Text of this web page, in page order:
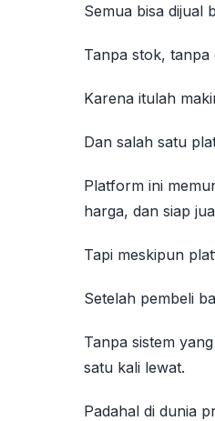
Semua bisa dijual
Tanpa stok,
Karena itulah
Dan salah satu
Platform ini
harga, dan siap
Tapi meskipun
Setelah pembeli
Tanpa sistem
satu kali lewat.
Padahal di dunia